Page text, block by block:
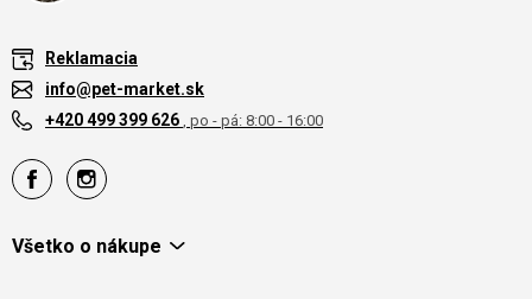
Reklamacia
info@pet-market.sk
+420 499 399 626 , po - pá: 8:00 - 16:00
Všetko o nákupe